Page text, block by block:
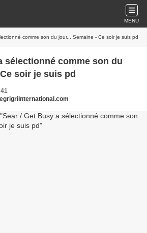
MENU
comme son du jour... Semaine - Ce soir je suis pd
sélectionné comme son du
soir je suis pd